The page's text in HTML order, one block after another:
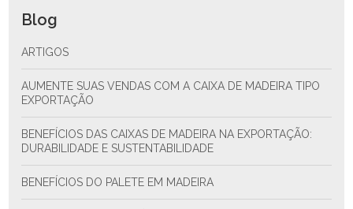
Blog
ARTIGOS
AUMENTE SUAS VENDAS COM A CAIXA DE MADEIRA TIPO
EXPORTAÇÃO
BENEFÍCIOS DAS CAIXAS DE MADEIRA NA EXPORTAÇÃO:
DURABILIDADE E SUSTENTABILIDADE
BENEFÍCIOS DO PALETE EM MADEIRA